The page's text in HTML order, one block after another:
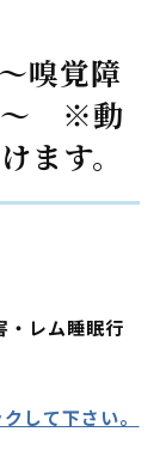
嗅覚障
～ ※動
ます。
レム睡眠行
して下さい。